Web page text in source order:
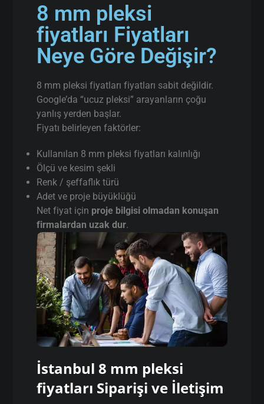
8 mm pleksi
fiyatları Fiyatları
Neye Göre Değişir?
8 mm pleksi fiyatları fiyatları sabit değildir.
Google’da “ucuz pleksi” arayanların çoğu
yanlış yerden başlar.
Fiyatı belirleyen faktörler:
Kullanılan 8 mm pleksi fiyatları kalınlığı
Ölçü ve kesim şekli
Renk / şeffaflık türü
Adet ve proje büyüklüğü
Net fiyat için proje bilgisi olmadan konuşan
firmalardan uzak dur.
İstanbul 8 mm pleksi
fiyatları Siparişi ve İletişim